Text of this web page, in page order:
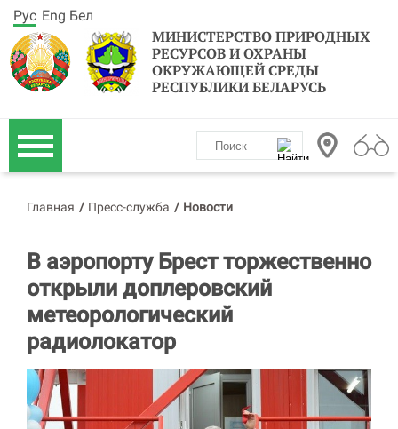
МИНИСТЕРСТВО ПРИРОДНЫХ
РЕСУРСОВ И ОХРАНЫ
ОКРУЖАЮЩЕЙ СРЕДЫ
РЕСПУБЛИКИ БЕЛАРУСЬ
Рус Eng Бел
Главная / Пресс-служба / Новости
В аэропорту Брест торжественно
открыли доплеровский
метеорологический
радиолокатор